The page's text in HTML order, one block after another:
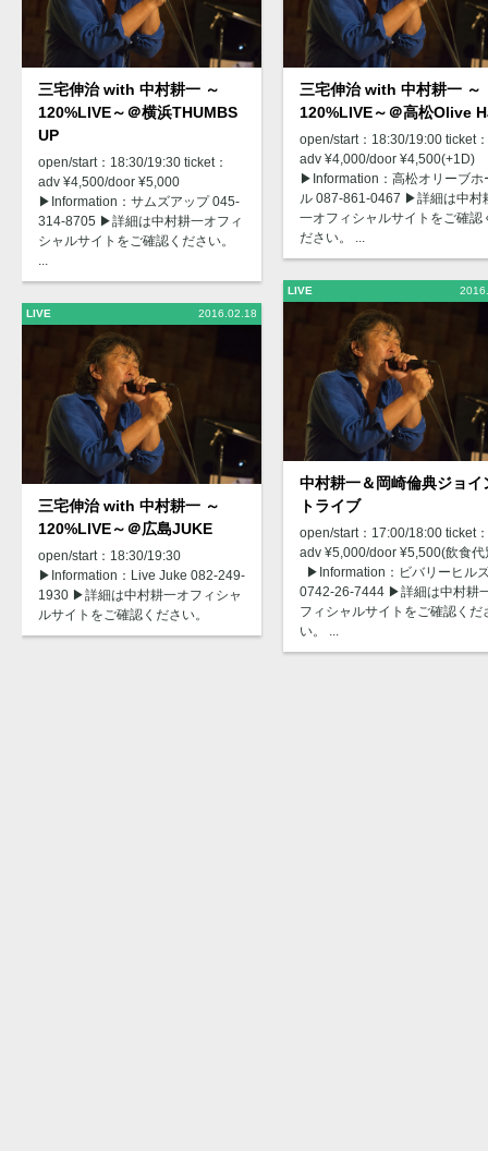
三宅伸治 with 中村耕一 ～
120%LIVE～＠横浜THUMBS
UP
open/start：18:30/19:30 ticket：
adv ¥4,500/door ¥5,000
▶︎Information：サムズアップ 045-
314-8705 ▶︎詳細は中村耕一オフィ
シャルサイトをご確認ください。
LIVE 2016.02.18
三宅伸治 with 中村耕一 ～
120%LIVE～＠広島JUKE
open/start：18:30/19:30
▶︎Information：Live Juke 082-249-
1930 ▶︎詳細は中村耕一オフィシャ
ルサイトをご確認ください。
三宅伸治 with 中村耕一 ～
120%LIVE～＠高松Olive
open/start：18:30/19:00 ticket：
adv ¥4,000/door ¥4,500(+1D)
▶︎Information：高松オリーブホ
ル 087-861-0467 ▶︎詳細は中村
一オフィシャルサイトをご確認
ださい。 ...
LIVE
中村耕一＆岡崎倫典ジョイ
トライブ
open/start：17:00/18:00 ticket：
adv ¥5,000/door ¥5,500(飲食代
▶︎Information：ビバリーヒル
0742-26-7444 ▶︎詳細は中村耕
フィシャルサイトをご確認くだ
い。 ...